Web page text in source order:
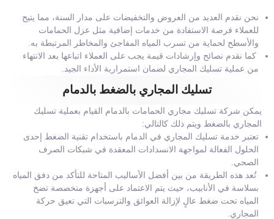
نحن نقدم العديد من العروض والتخفيضات على مدار السنة، مما يتيح
للعملاء فرصة الاستفادة من خدمات إضافية مثل عزل الحمامات
والأسطح لحماية من تسرب المياه المفاجئ والمخاطر المرتبطة به.
كما نقدم نصائح وإرشادات قيمة يجب على العملاء اتباعها بعد الانتهاء
من عملية تسليك المجاري لضمان استمرارية الأداء الجيد.
تسليك المجاري بالضغط بالدمام
يمكن شركة تسليك مجاري الحمامات بالدمام القيام بعملية تسليك
المجاري بالضغط ويتم ذلك كالتالي:
تعتبر خدمة تسليك المجاري في الدمام باستخدام تقنية الضغط إحدى
الحلول الفعالة لمواجهة الانسدادات المعقدة في شبكات الصرف
الصحي.
تُعد هذه الطريقة من بين أفضل الأساليب المتاحة للتأكد من دفق المياه
بسلاسة في الأنابيب، حيث يتم الاعتماد على أجهزة متخصصة تضخ
المياه تحت ضغط عالٍ لإزالة العوائق والترسبات التي تعيق حركة
المجاري.